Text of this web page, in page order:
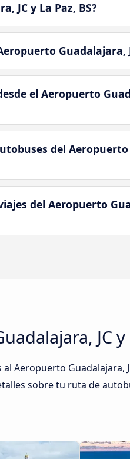
JC y La Paz, BS?
Guadalajara,
el Aeropuerto
del Aeropuerto
del Aeropuerto
JC y
Guadalajara,
sobre tu ruta de